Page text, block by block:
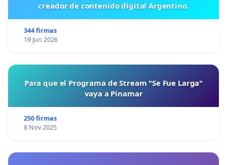
creador de contenido digital Argentino.
344 firmas
19 Jun 2026
Para que el Programa de Stream "Se Fue Larga"
vaya a Pinamar
250 firmas
8 Nov 2025